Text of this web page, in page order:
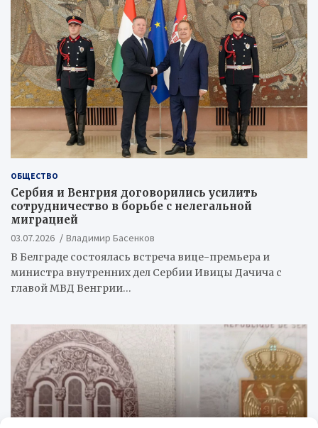
ОБЩЕСТВО
Сербия и Венгрия договорились усилить
сотрудничество в борьбе с нелегальной
миграцией
03.07.2026
Владимир Басенков
В Белграде состоялась встреча вице-премьера и
министра внутренних дел Сербии Ивицы Дачича с
главой МВД Венгрии…